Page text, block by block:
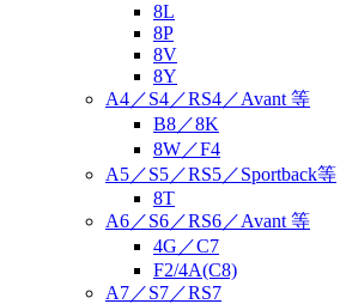
8L
8P
8V
8Y
A4／S4／RS4／Avant 等
B8／8K
8W／F4
A5／S5／RS5／Sportback等
8T
A6／S6／RS6／Avant 等
4G／C7
F2/4A(C8)
A7／S7／RS7